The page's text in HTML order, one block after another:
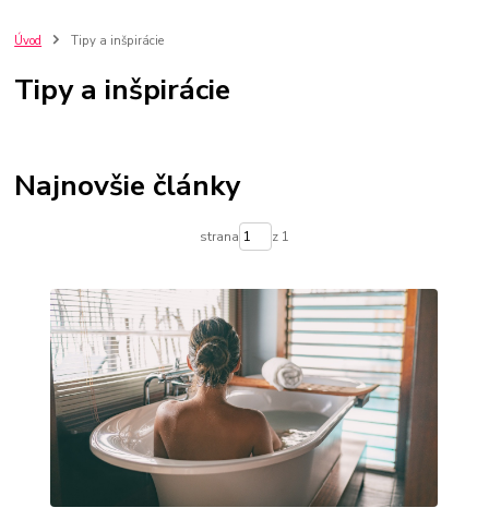
Vaňa so sprchou
Kúpeľňové vane
Úvod Tipy a inšpirácie
Tipy a inšpirácie
Najnovšie články
strana z 1